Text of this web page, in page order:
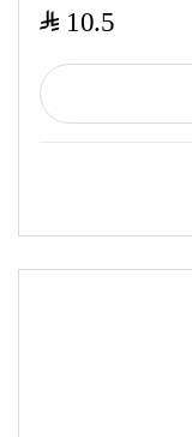
10.5
$